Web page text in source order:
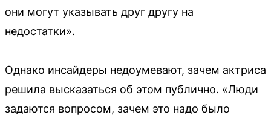
они могут указывать друг другу на
недостатки».
Однако инсайдеры недоумевают, зачем актриса
решила высказаться об этом публично. «Люди
задаются вопросом, зачем это надо было